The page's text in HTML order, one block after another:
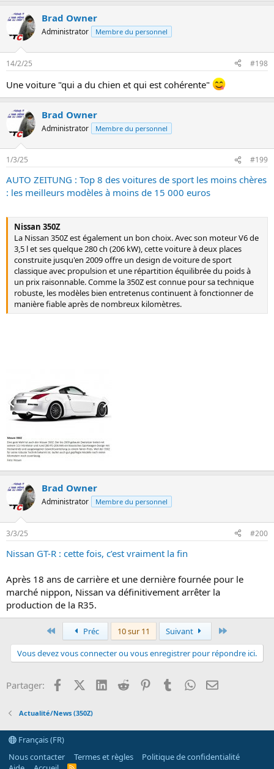
Brad Owner
Administrator Membre du personnel
14/2/25 #198
Une voiture "qui a du chien et qui est cohérente"
Brad Owner
Administrator Membre du personnel
1/3/25 #199
AUTO ZEITUNG : Top 8 des voitures de sport les moins chères
: les meilleurs modèles à moins de 15 000 euros
Nissan 350Z
La Nissan 350Z est également un bon choix. Avec son moteur V6 de
3,5 l et ses quelque 280 ch (206 kW), cette voiture à deux places
construite jusqu'en 2009 offre un design de voiture de sport
classique avec propulsion et une répartition équilibrée du poids à
un prix raisonnable. Comme la 350Z est connue pour sa technique
robuste, les modèles bien entretenus continuent à fonctionner de
manière fiable après de nombreux kilomètres.
Brad Owner
Administrator Membre du personnel
3/3/25 #200
Nissan GT-R : cette fois, c’est vraiment la fin
Après 18 ans de carrière et une dernière fournée pour le
marché nippon, Nissan va définitivement arrêter la
production de la R35.
PremierPréc 10 sur 11 Suivant
Vous devez vous connecter ou vous enregistrer pour répondre ici.
Partager: FacebookX (Twitter)
LinkedInReddit PinterestTumblrWhatsApp
Email
Actualité/News (350Z)
Français (FR)
Nous contacter
Termes et règles
Politique de confidentialité
R